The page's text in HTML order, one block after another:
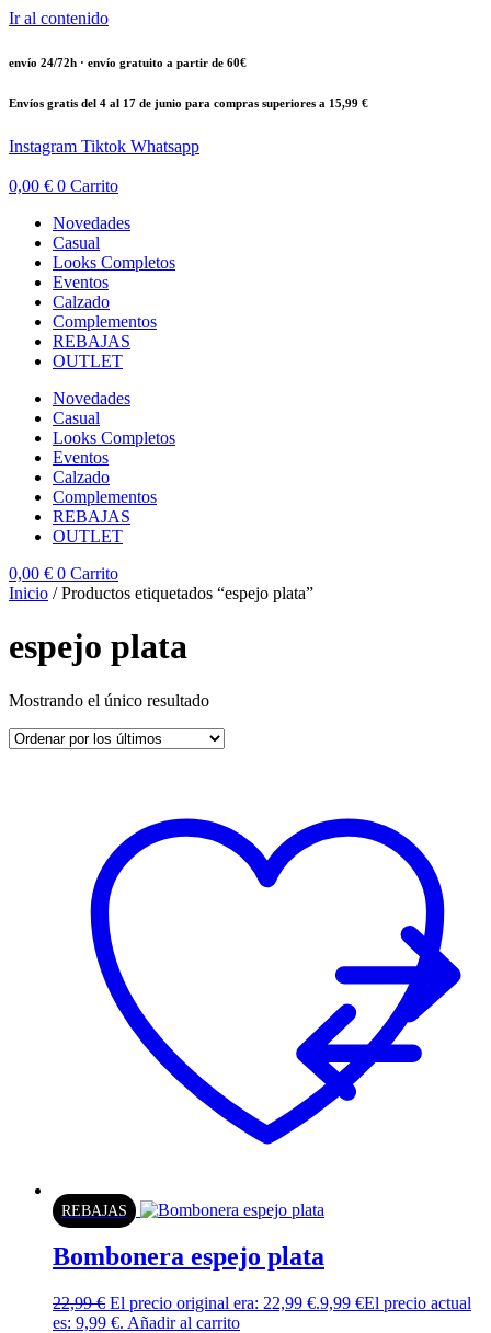
Ir al contenido
envío 24/72h · envío gratuito a partir de 60€
Envíos gratis del 4 al 17 de junio para compras superiores a 15,99 €
Instagram Tiktok Whatsapp
0,00 € 0 Carrito
Novedades
Casual
Looks Completos
Eventos
Calzado
Complementos
REBAJAS
OUTLET
Novedades
Casual
Looks Completos
Eventos
Calzado
Complementos
REBAJAS
OUTLET
0,00 € 0 Carrito
Inicio / Productos etiquetados “espejo plata”
espejo plata
Mostrando el único resultado
REBAJAS
Bombonera espejo plata
22,99€ El precio original era: 22,99 €.9,99 €El precio actual
es: 9,99 €. Añadir al carrito